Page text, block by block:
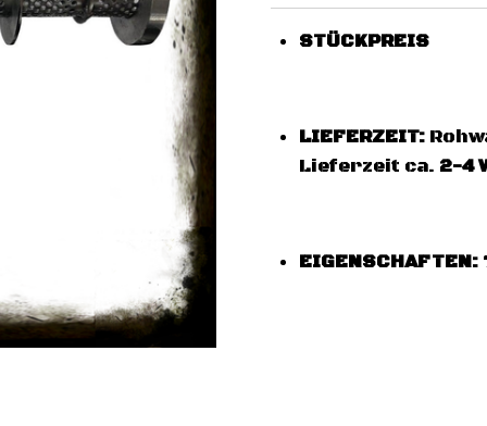
STÜCKPREIS
LIEFERZEIT:
Lieferzeit ca. 2-4
EIGENSCHAFTEN: